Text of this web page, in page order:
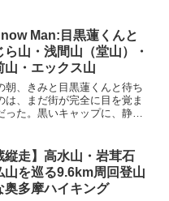
Man:目黒蓮くんと
ら山・浅間山（堂山）・
山・エックス山
朝、きみと目黒蓮くんと待ち
は、まだ街が完全に目を覚ま
った。黒いキャップに、静か
くじら山から始まり、浅間山
中山、前山、エ...
縦走】高水山・岩茸石
山を巡る9.6km周回登山
奥多摩ハイキング